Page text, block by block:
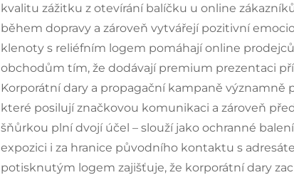
kvalitu zážitku z otevírání balíčku u online
během dopravy a zároveň vytvářejí pozitivní
klenoty s reliéfním logem pomáhají online
obchodům tím, že dodávají premium prezentaci
Korporátní dary a propagační kampaně
které posilují značkovou komunikaci a zároveň
šňůrkou plní dvojí účel – slouží jako ochranné
expozici i za hranice původního kontaktu s
potisknutým logem zajišťuje, že korporátní dary